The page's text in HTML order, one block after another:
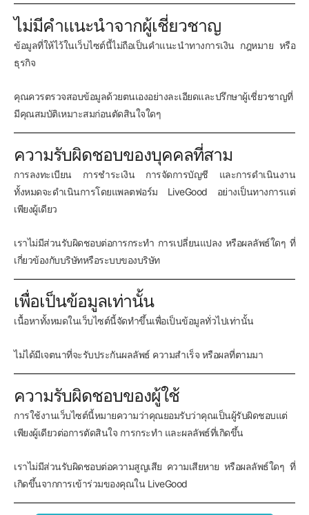
ไม่มีคำแนะนำจากผู้เชี่ยวชาญ
ข้อมูลที่ให้ไว้ในเว็บไซต์นี้ไม่ถือเป็นคำแนะนำทางการเงิน กฎหมาย หรือ
ธุรกิจ
คุณควรตรวจสอบข้อมูลด้วยตนเองอย่างละเอียดและปรึกษาผู้เชี่ยวชาญที่
มีคุณสมบัติเหมาะสมก่อนตัดสินใจใดๆ
ความรับผิดชอบของบุคคลที่สาม
การลงทะเบียน การชำระเงิน การจัดการบัญชี และการดำเนินงาน
ทั้งหมดจะดำเนินการโดยแพลตฟอร์ม LiveGood อย่างเป็นทางการแต่
เพียงผู้เดียว
เราไม่มีส่วนรับผิดชอบต่อการกระทำ การเปลี่ยนแปลง หรือผลลัพธ์ใดๆ ที่
เกี่ยวข้องกับบริษัทหรือระบบของบริษัท
เพื่อเป็นข้อมูลเท่านั้น
เนื้อหาทั้งหมดในเว็บไซต์นี้จัดทำขึ้นเพื่อเป็นข้อมูลทั่วไปเท่านั้น
ไม่ได้มีเจตนาที่จะรับประกันผลลัพธ์ ความสำเร็จ หรือผลที่ตามมา
ความรับผิดชอบของผู้ใช้
การใช้งานเว็บไซต์นี้หมายความว่าคุณยอมรับว่าคุณเป็นผู้รับผิดชอบแต่
เพียงผู้เดียวต่อการตัดสินใจ การกระทำ และผลลัพธ์ที่เกิดขึ้น
เราไม่มีส่วนรับผิดชอบต่อความสูญเสีย ความเสียหาย หรือผลลัพธ์ใดๆ ที่
เกิดขึ้นจากการเข้าร่วมของคุณใน LiveGood